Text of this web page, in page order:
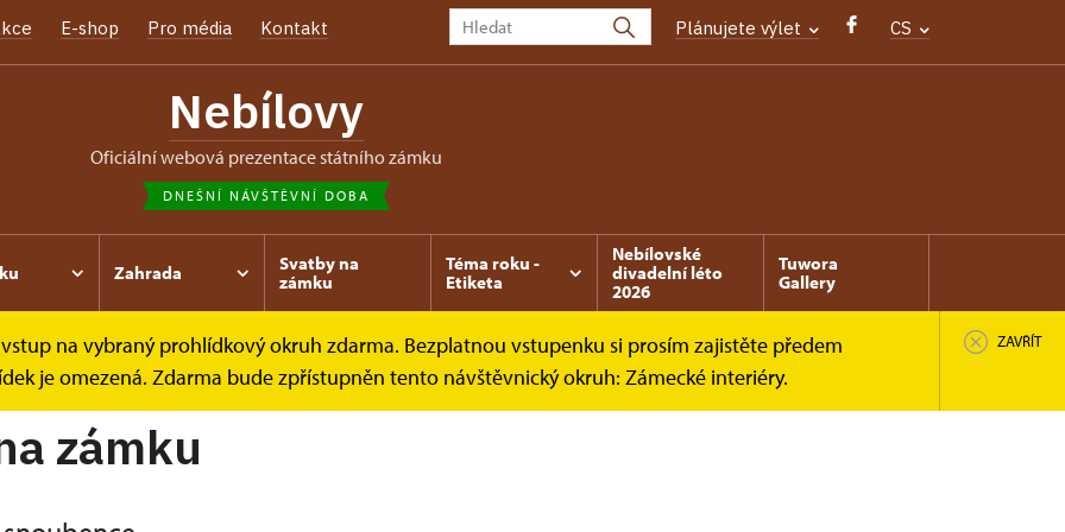
E-shop Pro média Kontakt Plánujete výlet CS
Nebílovy
oficiální webová prezentace státního zámku
DNEŠNÍ NÁVŠTĚVNÍ DOBA
Zahrada
Svatby na
zámku
Téma roku -
Etiketa
Nebílovské
divadelní léto
2026
Tuwora
Gallery
na vybraný prohlídkový okruh zdarma. Bezplatnou vstupenku si prosím zajistěte předem
je omezená. Zdarma bude zpřístupněn tento návštěvnický okruh: Zámecké interiéry.
ZAVŘÍT
zámku